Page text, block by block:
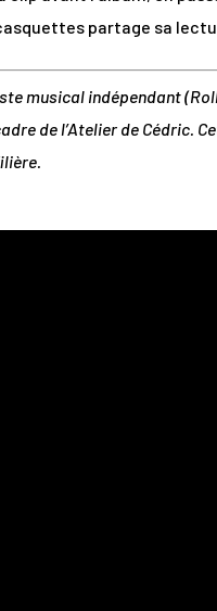
partage sa
musical indépendant
de l’Atelier de Cédric.